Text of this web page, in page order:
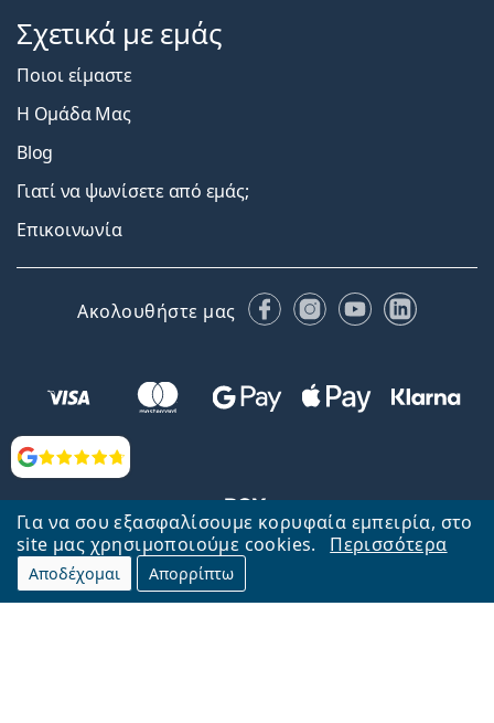
Για να σου εξασφαλίσουμε κορυφαία εμπειρία, στο
site μας χρησιμοποιούμε cookies.
Περισσότερα
Αποδέχομαι Απορρίπτω
Αξιολογήσεις
Σχετικά με εμάς
Ποιοι είμαστε
Η Ομάδα Μας
Blog
Γιατί να ψωνίσετε από εμάς;
Επικοινωνία
Ακολουθήστε μας FacebookInstagram
YouTubeLinkedIn
Επιστροφή στην αρχική σελίδα